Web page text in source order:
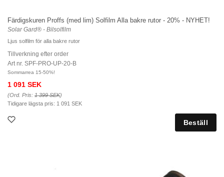
Färdigskuren Proffs (med lim) Solfilm Alla bakre rutor - 20% - NYHET!
Solar Gard® - Bilsolfilm
Ljus solfilm för alla bakre rutor
Tillverkning efter order
Art nr. SPF-PRO-UP-20-B
Sommarrea 15-50%!
1 091 SEK
(Ord. Pris: 1 399 SEK)
Tidigare lägsta pris: 1 091 SEK